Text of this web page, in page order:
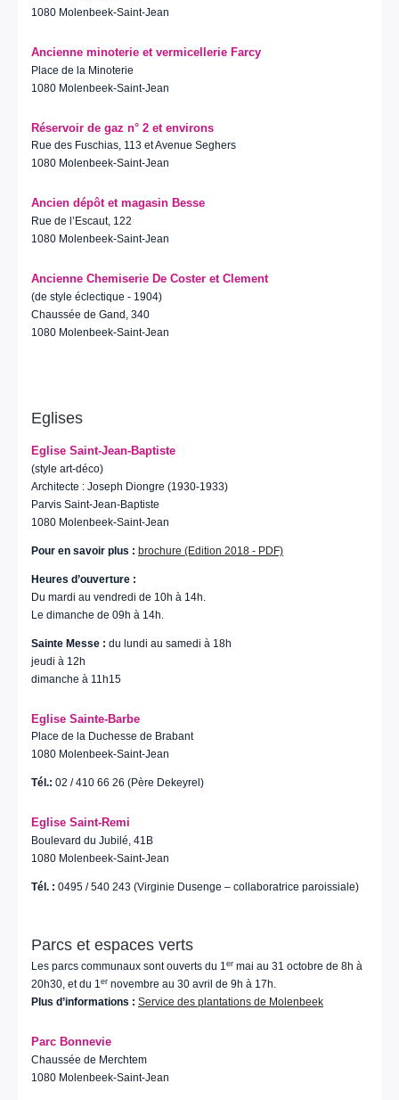
1080 Molenbeek-Saint-Jean
Ancienne minoterie et vermicellerie Farcy
Place de la Minoterie
1080 Molenbeek-Saint-Jean
Réservoir de gaz n° 2 et environs
Rue des Fuschias, 113 et Avenue Seghers
1080 Molenbeek-Saint-Jean
Ancien dépôt et magasin Besse
Rue de l’Escaut, 122
1080 Molenbeek-Saint-Jean
Ancienne Chemiserie De Coster et Clement
(de style éclectique - 1904)
Chaussée de Gand, 340
1080 Molenbeek-Saint-Jean
Eglises
Eglise Saint-Jean-Baptiste
(style art-déco)
Architecte : Joseph Diongre (1930-1933)
Parvis Saint-Jean-Baptiste
1080 Molenbeek-Saint-Jean
Pour en savoir plus : brochure (Edition 2018 - PDF)
Heures d’ouverture :
Du mardi au vendredi de 10h à 14h.
Le dimanche de 09h à 14h.
Sainte Messe : du lundi au samedi à 18h
jeudi à 12h
dimanche à 11h15
Eglise Sainte-Barbe
Place de la Duchesse de Brabant
1080 Molenbeek-Saint-Jean
Tél.: 02 / 410 66 26 (Père Dekeyrel)
Eglise Saint-Remi
Boulevard du Jubilé, 41B
1080 Molenbeek-Saint-Jean
Tél. : 0495 / 540 243 (Virginie Dusenge – collaboratrice paroissiale)
Parcs et espaces verts
Les parcs communaux sont ouverts du 1er mai au 31 octobre de 8h à
20h30, et du 1er novembre au 30 avril de 9h à 17h.
Plus d’informations : Service des plantations de Molenbeek
Parc Bonnevie
Chaussée de Merchtem
1080 Molenbeek-Saint-Jean